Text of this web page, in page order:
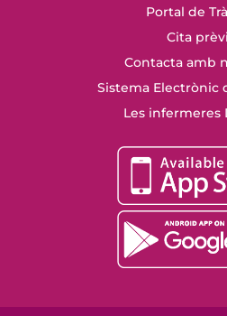
Portal de
Cita
Contacta amb
Sistema Electrònic
Les infermeres